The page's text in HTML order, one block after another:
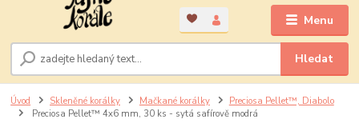
Menu
Hledat
Úvod Skleněné korálky Mačkané korálky
Preciosa Pellet™, Diabolo
Preciosa Pellet™ 4x6 mm, 30 ks - sytá safírově modrá